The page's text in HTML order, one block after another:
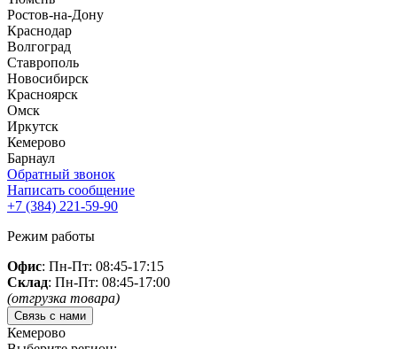
Ростов-на-Дону
Краснодар
Волгоград
Ставрополь
Новосибирск
Красноярск
Омск
Иркутск
Кемерово
Барнаул
Обратный звонок
Написать сообщение
+7 (384) 221-59-90
Режим работы
Офис: Пн-Пт: 08:45-17:15
Склад: Пн-Пт: 08:45-17:00
(отгрузка товара)
Связь с нами
Кемерово